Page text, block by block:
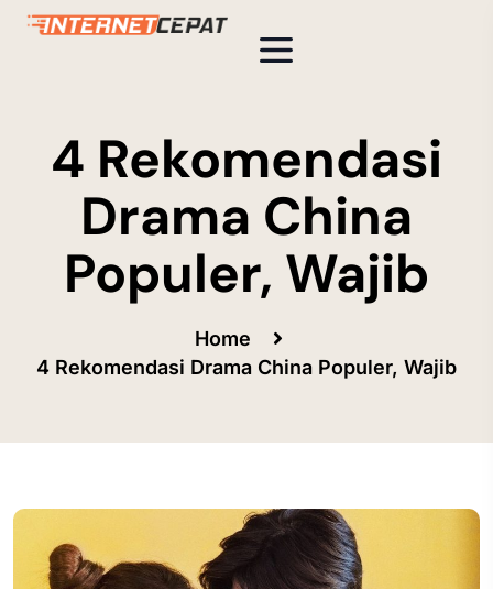
4 Rekomendasi
Drama China
Populer, Wajib
Home
4 Rekomendasi Drama China Populer, Wajib